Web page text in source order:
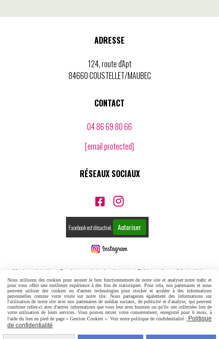
ADRESSE
124, route d'Apt
84660 COUSTELLET/MAUBEC
CONTACT
04 86 69 80 66
[email protected]
RÉSEAUX SOCIAUX
 
Facebook est désactivé. Autoriser
Mentions Légales Conditions générales de vente
Politique de confidentialité
Gestion cookies Mon Compte Créer un site internet
Nous utilisons des cookies pour assurer le bon fonctionnement de notre site et analyser notre trafic et
pour vous offrir une meilleure expérience à des fins de statistiques. Pour cela, nos partenaires et nous
peuvent utiliser des cookies ou d'autres technologies pour stocker et accéder à des informations
personnelles comme votre visite sur notre site. Nous partageons également des informations sur
l'utilisation de notre site avec nos partenaires de médias sociaux, de publicité et d'analyse, qui peuvent
combiner celles-ci avec d'autres informations que vous leur avez fournies ou qu'ils ont collectées lors de
votre utilisation de leurs services. Vous pouvez retirer votre consentement, enregistré pour 6 mois, à
l'aide du lien en pied de page « Gestion Cookies ». Voir notre politique de confidentialité : Politique
de confidentialité